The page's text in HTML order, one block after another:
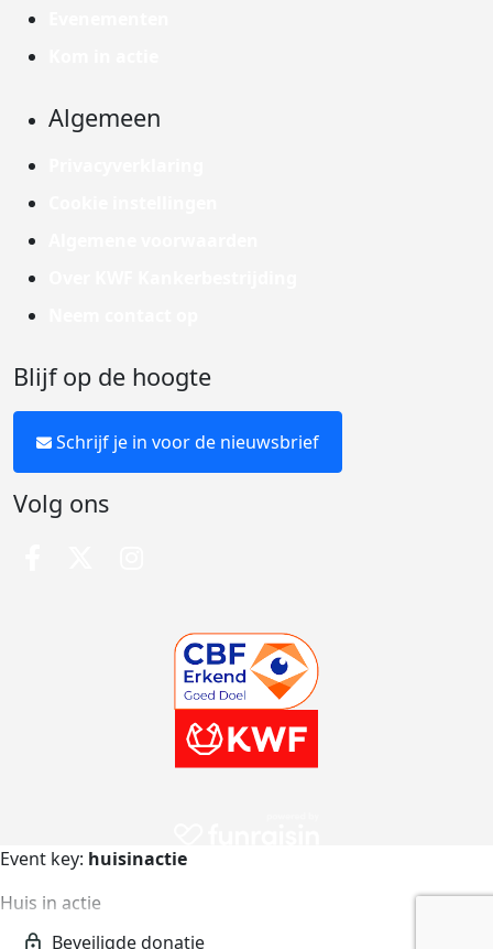
Algemeen
Blijf op de hoogte
Schrijf je in voor de nieuwsbrief
Volg ons
Event key: huisinactie
Huis in actie